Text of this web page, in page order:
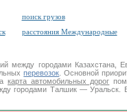
поиск грузов
расстояния Международные
между городами Казахстана,
перевозок . Основной
карта автомобильных дорог
городами Талшик — Уральск.